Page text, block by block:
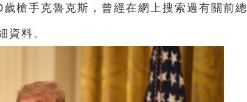
槍手克魯克斯，曾經在網上搜索過有關前總
資料。